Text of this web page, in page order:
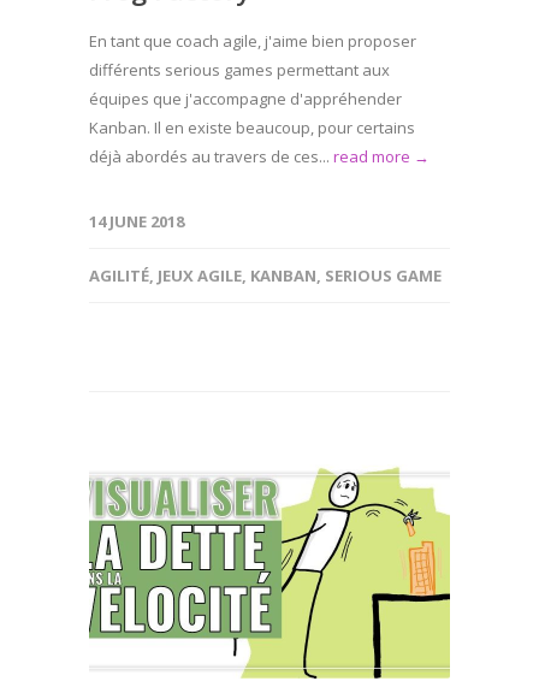
En tant que coach agile, j'aime bien proposer
différents serious games permettant aux
équipes que j'accompagne d'appréhender
Kanban. Il en existe beaucoup, pour certains
déjà abordés au travers de ces... read more →
14 JUNE 2018
AGILITÉ, JEUX AGILE, KANBAN, SERIOUS GAME